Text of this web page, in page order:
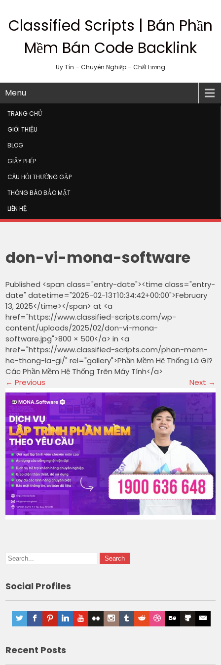
Classified Scripts | Bán Phần
Mềm Bán Code Backlink
Uy Tín – Chuyên Nghiệp – Chất Lượng
Menu
TRANG CHỦ
GIỚI THIỆU
BLOG
GIẤY PHÉP
CÂU HỎI THƯỜNG GẶP
THÔNG BÁO BẢO MẬT
LIÊN HỆ
don-vi-mona-software
Published <span class="entry-date"><time class="entry-
date" datetime="2025-02-13T10:34:42+00:00">February
13, 2025</time></span> at <a
href="https://www.classified-scripts.com/wp-
content/uploads/2025/02/don-vi-mona-
software.jpg">800 × 500</a> in <a
href="https://www.classified-scripts.com/phan-mem-
he-thong-la-gi/" rel="gallery">Phần Mềm Hệ Thống Là Gì?
Các Phần Mềm Hệ Thống Trên Máy Tính</a>
← Previous Next →
Social Profiles
Recent Posts